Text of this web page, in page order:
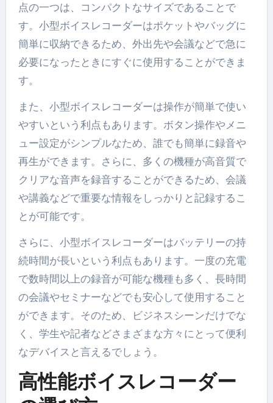
点の一つは、コンパクトなサイズであることで
す。小型ボイスレコーダーはポケットやバッグに
簡単に収納できるため、外出先や会議などで急に
必要になったときにすぐに使用することができま
す。
また、小型ボイスレコーダーは操作が簡単で使い
やすいという利点もあります。ボタン操作やメニ
ュー設定がシンプルなため、誰でも簡単に録音や
再生ができます。さらに、多くの機種が高音質で
クリアな音声を録音することができるため、会議
や講義などで重要な情報をしっかりと記録するこ
とが可能です。
さらに、小型ボイスレコーダーはバッテリーの持
続時間が長いという利点もあります。一度の充電
で数時間以上の録音が可能な機種も多く、長時間
の会議やセミナーなどでも安心して使用すること
ができます。そのため、ビジネスシーンだけでな
く、学生や記者などさまざまな方々にとって便利
なデバイスと言えるでしょう。
高性能ボイスレコーダー